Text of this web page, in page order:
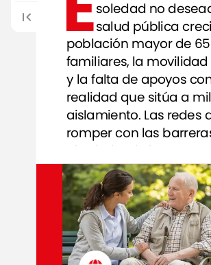
soledad no
salud pública
población mayor de 65
familiares, la movilidad
y la falta deapoyos
realidad que sitúa a
aislamiento. Las redes
rompercon las
alrededor de las
aportartugranitode
trabajan paracrear
CentrodedíaEgunon
Acompañaapersonas
degranvulnerabilidad